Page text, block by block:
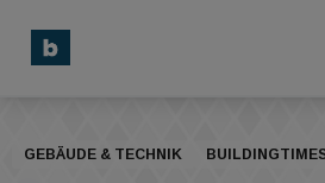
GEBÄUDE & TECHNIK